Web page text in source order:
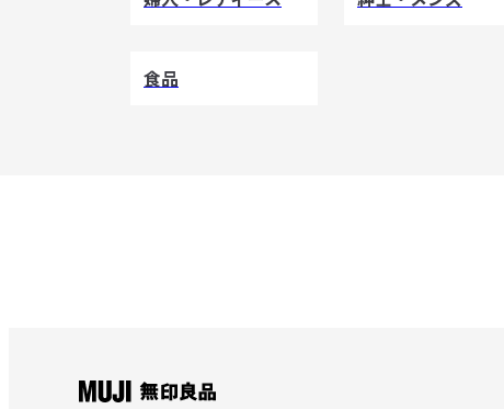
食品